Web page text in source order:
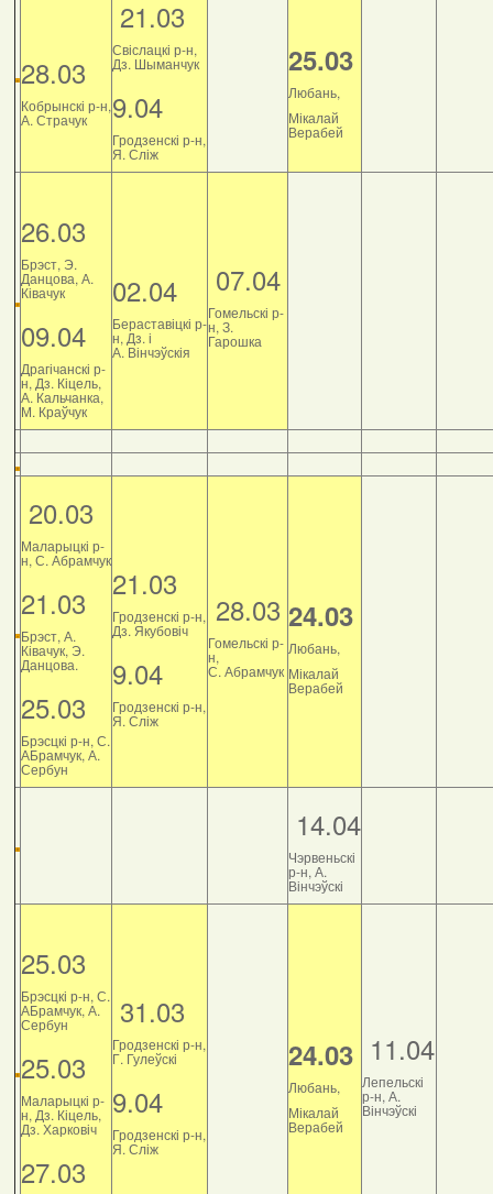
28.03
Кобрынскі р-н,
А. Страчук
21.03
Свіслацкі р-н,
Дз. Шыманчук
9.04
Гродзенскі р-н,
Я. Сліж
25.03
Любань,
Мікалай
Верабей
26.03
Брэст, Э.
Данцова, А.
Ківачук
09.04
Драгічанскі р-
н, Дз. Кіцель,
А. Кальчанка,
М. Краўчук
02.04
Бераставіцкі р-
н, Дз. і
А. Вінчэўскія
07.04
Гомельскі р-
н, З.
Гарошка
20.03
Маларыцкі р-
н, С. Абрамчук
21.03
Брэст, А.
Ківачук, Э.
Данцова.
25.03
Брэсцкі р-н, С.
АБрамчук, А.
Сербун
21.03
Гродзенскі р-н,
Дз. Якубовіч
9.04
Гродзенскі р-н,
Я. Сліж
28.03
Гомельскі р-
н,
С. Абрамчук
24.03
Любань,
Мікалай
Верабей
14.04
Чэрвеньскі
р-н, А.
Вінчэўскі
25.03
Брэсцкі р-н, С.
АБрамчук, А.
Сербун
25.03
Маларыцкі р-
н, Дз. Кіцель,
Дз. Харковіч
27.03
31.03
Гродзенскі р-н,
Г. Гулеўскі
9.04
Гродзенскі р-н,
Я. Сліж
24.03
Любань,
Мікалай
Верабей
11.04
Лепельскі
р-н, А.
Вінчэўскі